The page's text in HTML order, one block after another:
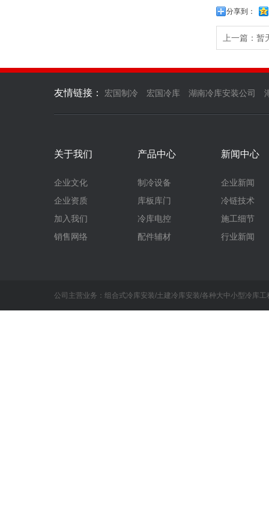
分享到：
上一篇：暂
友情链接： 宏国制冷 宏国冷库 湖南冷库安装公司
关于我们
企业文化
企业资质
加入我们
销售网络
产品中心
制冷设备
库板库门
冷库电控
配件辅材
新闻中心
企业新闻
冷链技术
施工细节
行业新闻
公司主营业务：组合式冷库安装/土建冷库安装/各种大中小型冷库